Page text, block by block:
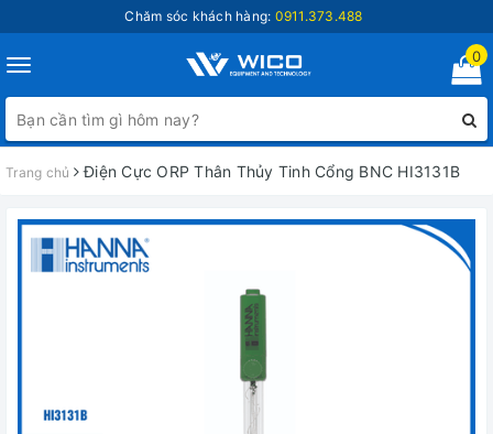
Chăm sóc khách hàng: 0911.373.488
Toggle
navigation
0
Trang chủ Điện Cực ORP Thân Thủy Tinh Cổng BNC HI3131B